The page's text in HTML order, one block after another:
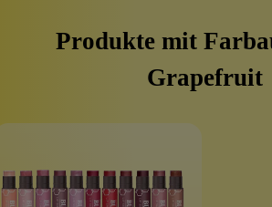
Produkte mit
Grapefruit